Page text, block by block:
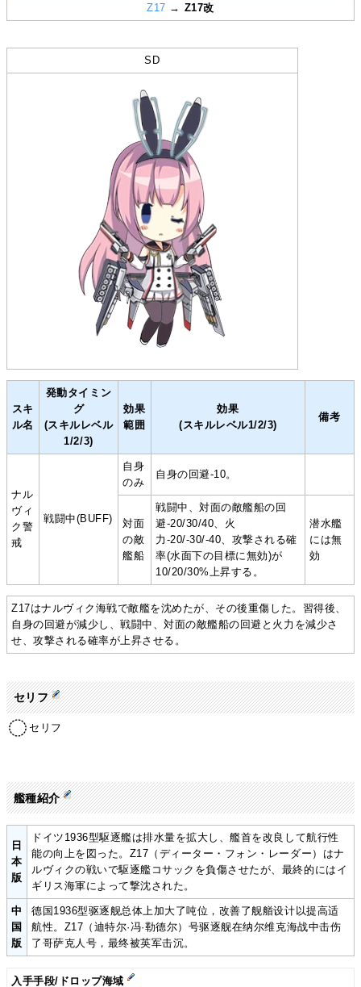
Z17 → Z17改
SD
スキ
ル名
発動タイミン
グ
(スキルレベル
1/2/3)
効果
範囲
効果
(スキルレベル1/2/3)
備考
ナル
ヴィ
ク警
戒
戦闘中(BUFF)
自身
のみ
自身の回避-10。
対面
の敵
艦船
戦闘中、対面の敵艦船の回
避-20/30/40、火
力-20/-30/-40、攻撃される確
率(水面下の目標に無効)が
10/20/30%上昇する。
潜水艦
には無
効
Z17はナルヴィク海戦で敵艦を沈めたが、その後重傷した。習得後、
自身の回避が減少し、戦闘中、対面の敵艦船の回避と火力を減少さ
せ、攻撃される確率が上昇させる。
セリフ
セリフ
艦種紹介
日
本
版
ドイツ1936型駆逐艦は排水量を拡大し、艦首を改良して航行性
能の向上を図った。Z17（ディーター・フォン・レーダー）はナ
ルヴィクの戦いで駆逐艦コサックを負傷させたが、最終的にはイ
ギリス海軍によって撃沈された。
中
国
版
德国1936型驱逐舰总体上加大了吨位，改善了舰艏设计以提高适
航性。Z17（迪特尔·冯·勒德尔）号驱逐舰在纳尔维克海战中击伤
了哥萨克人号，最终被英军击沉。
入手手段/ドロップ海域